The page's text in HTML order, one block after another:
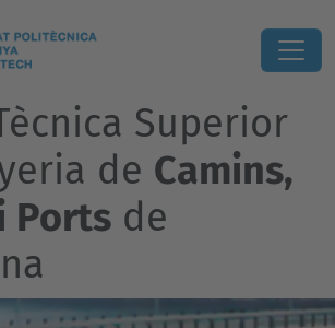
Superior
de Camins,
Ports de